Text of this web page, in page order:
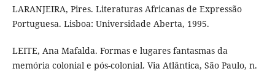
LARANJEIRA, Pires. Literaturas Africanas de Expressão
Portuguesa. Lisboa: Universidade Aberta, 1995.
LEITE, Ana Mafalda. Formas e lugares fantasmas da
memória colonial e pós-colonial. Via Atlântica, São Paulo, n.